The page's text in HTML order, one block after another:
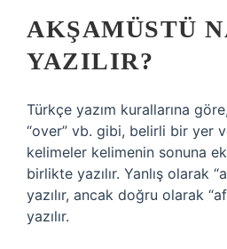
AKŞAMÜSTÜ
YAZILIR?
Türkçe yazım kurallarına
“over” vb. gibi, belirli bir yer
kelimeler kelimenin sonuna
birlikte yazılır. Yanlış olarak
yazılır, ancak doğru olarak
yazılır.